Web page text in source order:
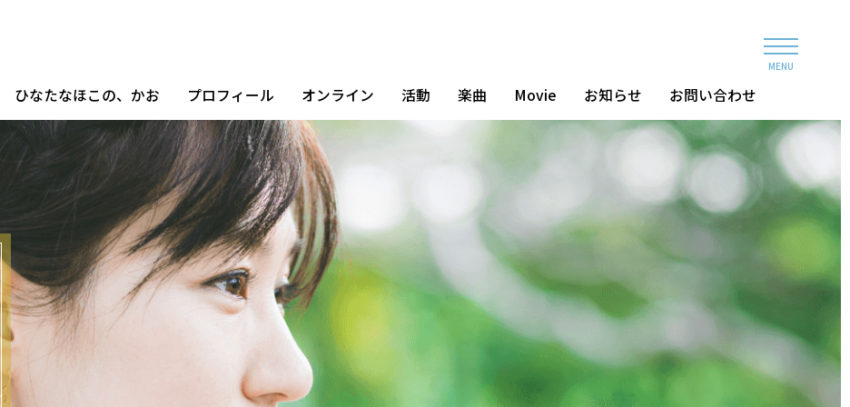
ひなたなほこの、かお プロフィール オンライン 活動 楽曲 Movie お知らせ お問い合わせ
MENU